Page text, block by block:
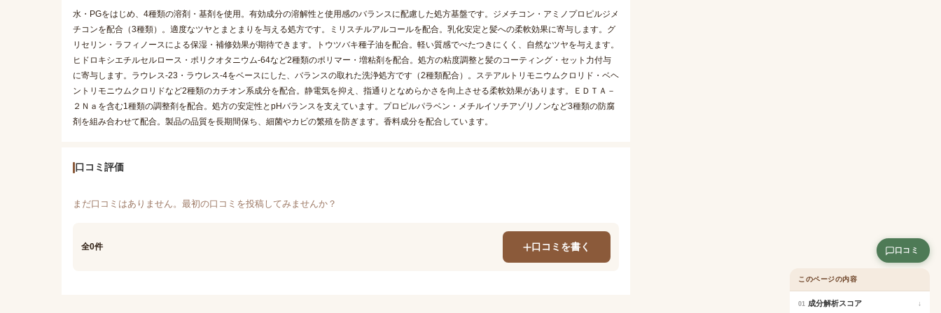
水・PGをはじめ、4種類の溶剤・基剤を使用。有効成分の溶解性と使用感のバランスに配慮した処方基盤です。ジメチコン・アミノプロピルジメ
チコンを配合（3種類）。適度なツヤとまとまりを与える処方です。ミリスチルアルコールを配合。乳化安定と髪への柔軟効果に寄与します。グ
リセリン・ラフィノースによる保湿・補修効果が期待できます。トウツバキ種子油を配合。軽い質感でべたつきにくく、自然なツヤを与えます。
ヒドロキシエチルセルロース・ポリクオタニウム-64など2種類のポリマー・増粘剤を配合。処方の粘度調整と髪のコーティング・セット力付与
に寄与します。ラウレス-23・ラウレス-4をベースにした、バランスの取れた洗浄処方です（2種類配合）。ステアルトリモニウムクロリド・ベヘ
ントリモニウムクロリドなど2種類のカチオン系成分を配合。静電気を抑え、指通りとなめらかさを向上させる柔軟効果があります。ＥＤＴＡ－
２Ｎａを含む1種類の調整剤を配合。処方の安定性とpHバランスを支えています。プロピルパラベン・メチルイソチアゾリノンなど3種類の防腐
剤を組み合わせて配合。製品の品質を長期間保ち、細菌やカビの繁殖を防ぎます。香料成分を配合しています。
口コミ評価
まだ口コミはありません。最初の口コミを投稿してみませんか？
全0件 口コミを書く 口コミ
このページの内容
01 成分解析スコア ↓